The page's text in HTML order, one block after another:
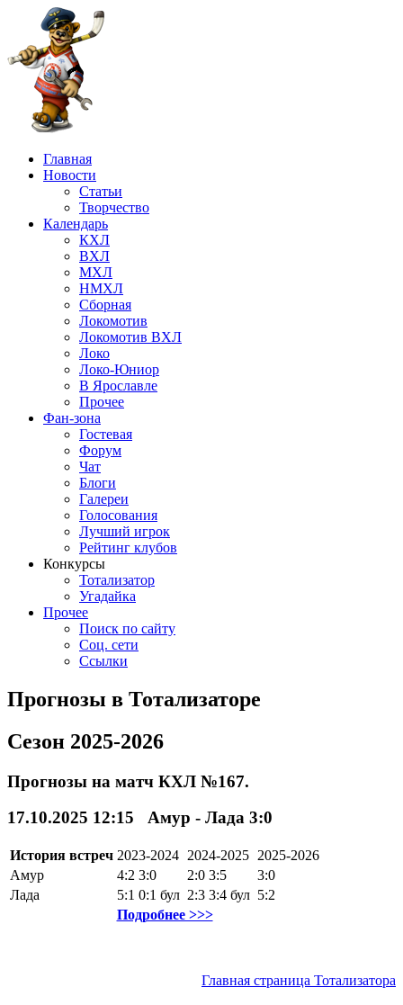
Главная
Новости
Статьи
Творчество
Календарь
КХЛ
ВХЛ
МХЛ
НМХЛ
Сборная
Локомотив
Локомотив ВХЛ
Локо
Локо-Юниор
В Ярославле
Прочее
Фан-зона
Гостевая
Форум
Чат
Блоги
Галереи
Голосования
Лучший игрок
Рейтинг клубов
Конкурсы
Тотализатор
Угадайка
Прочее
Поиск по сайту
Соц. сети
Ссылки
Прогнозы в Тотализаторе
Сезон 2025-2026
Прогнозы на матч КХЛ №167.
17.10.2025 12:15 Амур - Лада 3:0
История встреч 2023-2024 2024-2025 2025-2026
Амур
4:2 3:0 2:0 3:5
3:0
Лада
5:1 0:1 бул 2:3 3:4 бул 5:2
Подробнее >>>
Главная страница Тотализатора